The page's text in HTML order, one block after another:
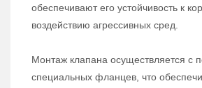
обеспечивают его устойчивость к
воздействию агрессивных сред.
Монтаж клапана осуществляется с
специальных фланцев, что